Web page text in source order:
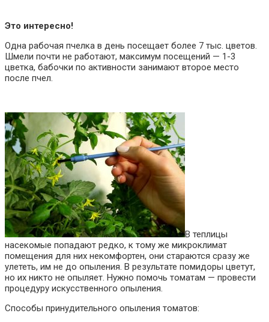
Это интересно!
Одна рабочая пчелка в день посещает более 7 тыс. цветов.
Шмели почти не работают, максимум посещений — 1-3
цветка, бабочки по активности занимают второе место
после пчел.
В теплицы
насекомые попадают редко, к тому же микроклимат
помещения для них некомфортен, они стараются сразу же
улететь, им не до опыления. В результате помидоры цветут,
но их никто не опыляет. Нужно помочь томатам — провести
процедуру искусственного опыления.
Способы принудительного опыления томатов: